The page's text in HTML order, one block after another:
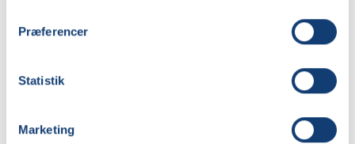
Præferencer
Statistik
Marketing
LOF Holbæk-Lejre, Sports Allè 5B, 2 TV, 4300
, Holbæk